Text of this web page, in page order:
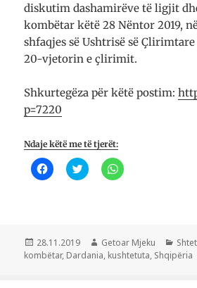
diskutim dashamirëve të ligjit
kombëtar këtë 28 Nëntor 2019,
shfaqjes së Ushtrisë së
20-vjetorin e çlirimit.
Shkurtegëza për këtë postim:
p=7220
Ndaje këtë me të tjerët:
K
l
ë
t
a
K
l
t
ë
K
l
ë
r
t
Postuar
më
28.11.2019 Autor
Getoar Mjeku
kombëtar, Dardania, kushtetuta, Shqipëria